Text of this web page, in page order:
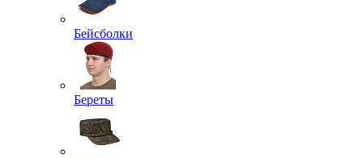
Бейсболки
Береты